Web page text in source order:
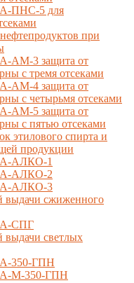
ПНС-5 для
при
3 защита от
с тремя отсеками
4 защита от
с четырьмя отсеками
5 защита от
с пятью отсеками
этилового спирта и
продукции
AЛКО-1
АЛКО-2
АЛКО-3
выдачи сжиженного
СПГ
выдачи светлых
350-ГПН
М-350-ГПН